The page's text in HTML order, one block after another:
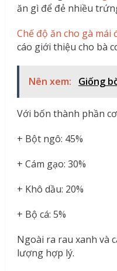
ăn gì để đẻ nhiều
Chế độ ăn cho gà mái
cáo giới thiệu cho bà
Nên xem: Giống
Với bốn thành phần
+ Bột ngô: 45%
+ Cám gạo: 30%
+ Khô dầu: 20%
+ Bộ cá: 5%
Ngoài ra rau xanh và
lượng hợp lý.